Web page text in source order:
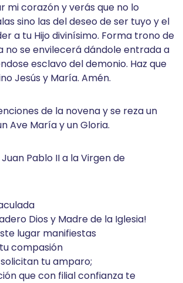
mi corazón y verás que no lo
sino las del deseo de ser tuyo y el
a tu Hijo divinísimo. Forma trono de
no se envilecerá dándole entrada a
esclavo del demonio. Haz que
Jesús y María. Amén.
de la novena y se reza un
Ave María y un Gloria.
Pablo II a la Virgen de
Dios y Madre de la Iglesia!
lugar manifiestas
compasión
tu amparo;
que con filial confianza te